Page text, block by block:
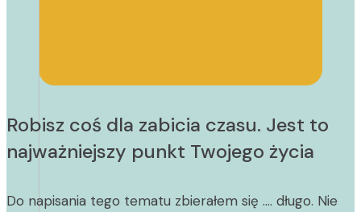
Robisz coś dla zabicia czasu. Jest to
najważniejszy punkt Twojego życia
Do napisania tego tematu zbierałem się …. długo. Nie